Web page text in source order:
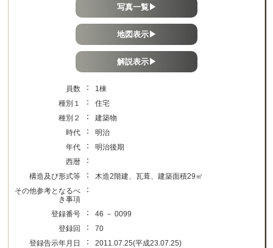
写真一覧▶
地図表示▶
解説表示▶
員数 ：
1棟
種別１
：
住宅
種別２
：
建築物
時代
：
明治
年代
：
明治後期
西暦
：
構造及び形式等 ：
木造2階建、瓦葺、建築面積29㎡
その他参考となるべ
き事項
：
登録番号 ：
46 － 0099
登録回
：
70
登録告示年月日
：
2011.07.25(平成23.07.25)